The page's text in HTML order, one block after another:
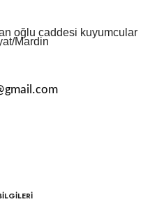
oğlu caddesi kuyumcular
Mardin